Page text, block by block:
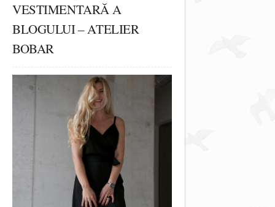
VESTIMENTARĂ A
BLOGULUI – ATELIER
BOBAR